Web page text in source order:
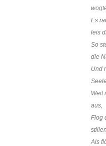
Es
leis
So
die
Und
Weit
aus,
Flog
Als